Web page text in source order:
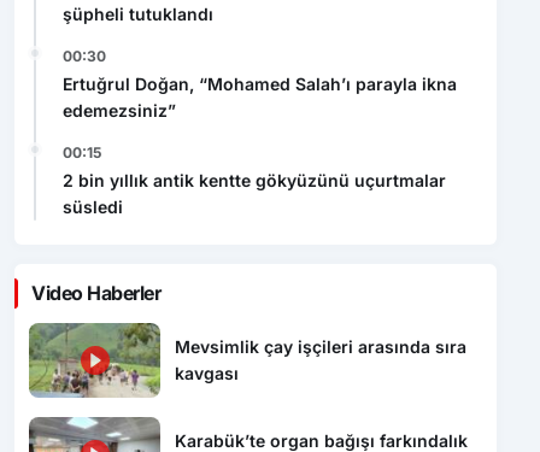
şüpheli tutuklandı
00:30
Ertuğrul Doğan, “Mohamed Salah’ı parayla ikna
edemezsiniz”
00:15
2 bin yıllık antik kentte gökyüzünü uçurtmalar
süsledi
Video Haberler
Mevsimlik çay işçileri arasında sıra
kavgası
Karabük’te organ bağışı farkındalık